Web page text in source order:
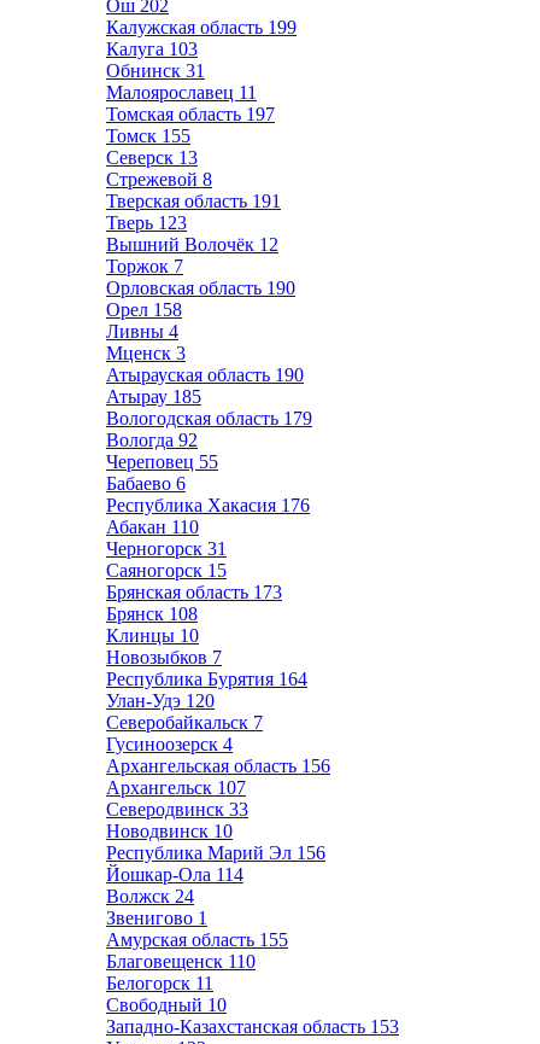
Ош 202
Калужская область 199
Калуга 103
Обнинск 31
Малоярославец 11
Томская область 197
Томск 155
Северск 13
Стрежевой 8
Тверская область 191
Тверь 123
Вышний Волочёк 12
Торжок 7
Орловская область 190
Орел 158
Ливны 4
Мценск 3
Атырауская область 190
Атырау 185
Вологодская область 179
Вологда 92
Череповец 55
Бабаево 6
Республика Хакасия 176
Абакан 110
Черногорск 31
Саяногорск 15
Брянская область 173
Брянск 108
Клинцы 10
Новозыбков 7
Республика Бурятия 164
Улан-Удэ 120
Северобайкальск 7
Гусиноозерск 4
Архангельская область 156
Архангельск 107
Северодвинск 33
Новодвинск 10
Республика Марий Эл 156
Йошкар-Ола 114
Волжск 24
Звенигово 1
Амурская область 155
Благовещенск 110
Белогорск 11
Свободный 10
Западно-Казахстанская область 153